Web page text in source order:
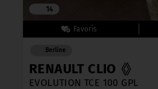
14
Berline
RENAULT CLIO
EVOLUTION TCE 100 GPL